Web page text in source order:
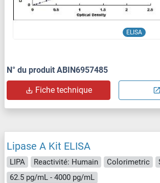
ELISA
N° du produit ABIN6957485
Fiche technique
Lipase A Kit ELISA
LIPA Reactivité: Humain Colorimetric
62.5 pg/mL - 4000 pg/mL